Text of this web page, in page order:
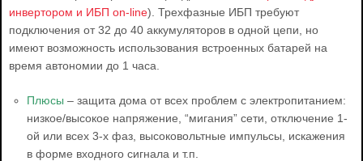
инвертором и ИБП on-line). Трехфазные ИБП требуют
подключения от 32 до 40 аккумуляторов в одной цепи, но
имеют возможность использования встроенных батарей на
время автономии до 1 часа.
Плюсы – защита дома от всех проблем с электропитанием:
низкое/высокое напряжение, “мигания” сети, отключение 1-
ой или всех 3-х фаз, высоковольтные импульсы, искажения
в форме входного сигнала и т.п.